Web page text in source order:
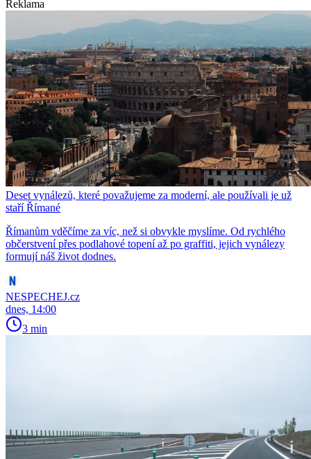
Reklama
Deset vynálezů, které považujeme za moderní, ale používali je už
staří Římané
Římanům vděčíme za víc, než si obvykle myslíme. Od rychlého
občerstvení přes podlahové topení až po graffiti, jejich vynálezy
formují náš život dodnes.
NESPECHEJ.cz
dnes, 14:00
3 min